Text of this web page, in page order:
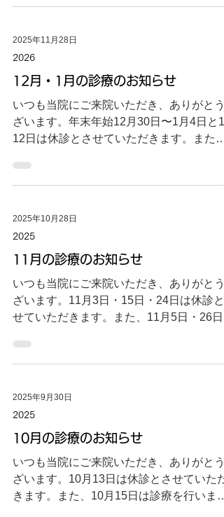
2025年11月28日
2026
12月・1月の診療のお知らせ
いつも当院にご来院いただき、ありがとう
ざいます。年末年始12月30日〜1月4日と1
12日は休診とさせていただきます。また、
お願いいたします。
2025年10月28日
2025
11月の診療のお知らせ
いつも当院にご来院いただき、ありがとう
ざいます。11月3日・15日・24日は休診と
せていただきます。また、11月5日・26日
します。
2025年9月30日
2025
10月の診療のお知らせ
いつも当院にご来院いただき、ありがとう
ざいます。10月13日は休診とさせていただ
きます。また、10月15日は診療を行いま